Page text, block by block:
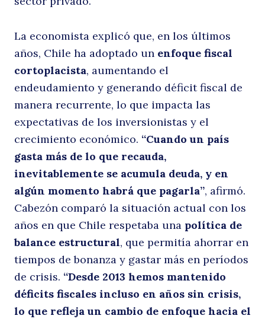
el
La economista explicó que, en los últimos
años, Chile ha adoptado un enfoque fiscal
cortoplacista, aumentando el
endeudamiento y generando déficit fiscal de
manera recurrente, lo que impacta las
expectativas de los inversionistas y el
crecimiento económico. “Cuando un país
gasta más de lo que recauda,
inevitablemente se acumula deuda, y en
algún momento habrá que pagarla”, afirmó.
Cabezón comparó la situación actual con los
años en que Chile respetaba una política de
balance estructural, que permitía ahorrar en
tiempos de bonanza y gastar más en períodos
de crisis. “Desde 2013 hemos mantenido
déficits fiscales incluso en años sin crisis,
lo que refleja un cambio de enfoque hacia el